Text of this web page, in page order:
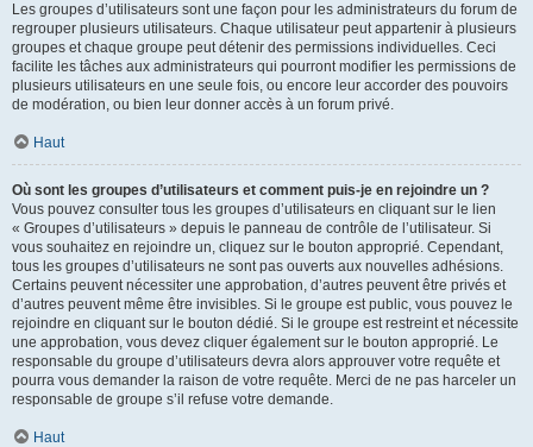
Les groupes d’utilisateurs sont une façon pour les administrateurs du forum de
regrouper plusieurs utilisateurs. Chaque utilisateur peut appartenir à plusieurs
groupes et chaque groupe peut détenir des permissions individuelles. Ceci
facilite les tâches aux administrateurs qui pourront modifier les permissions de
plusieurs utilisateurs en une seule fois, ou encore leur accorder des pouvoirs
de modération, ou bien leur donner accès à un forum privé.
Haut
Où sont les groupes d’utilisateurs et comment puis-je en rejoindre un ?
Vous pouvez consulter tous les groupes d’utilisateurs en cliquant sur le lien
« Groupes d’utilisateurs » depuis le panneau de contrôle de l’utilisateur. Si
vous souhaitez en rejoindre un, cliquez sur le bouton approprié. Cependant,
tous les groupes d’utilisateurs ne sont pas ouverts aux nouvelles adhésions.
Certains peuvent nécessiter une approbation, d’autres peuvent être privés et
d’autres peuvent même être invisibles. Si le groupe est public, vous pouvez le
rejoindre en cliquant sur le bouton dédié. Si le groupe est restreint et nécessite
une approbation, vous devez cliquer également sur le bouton approprié. Le
responsable du groupe d’utilisateurs devra alors approuver votre requête et
pourra vous demander la raison de votre requête. Merci de ne pas harceler un
responsable de groupe s’il refuse votre demande.
Haut